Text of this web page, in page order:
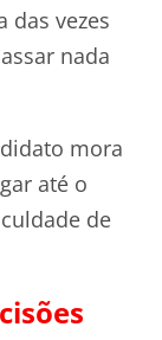
das vezes
nada
mora
até o
de